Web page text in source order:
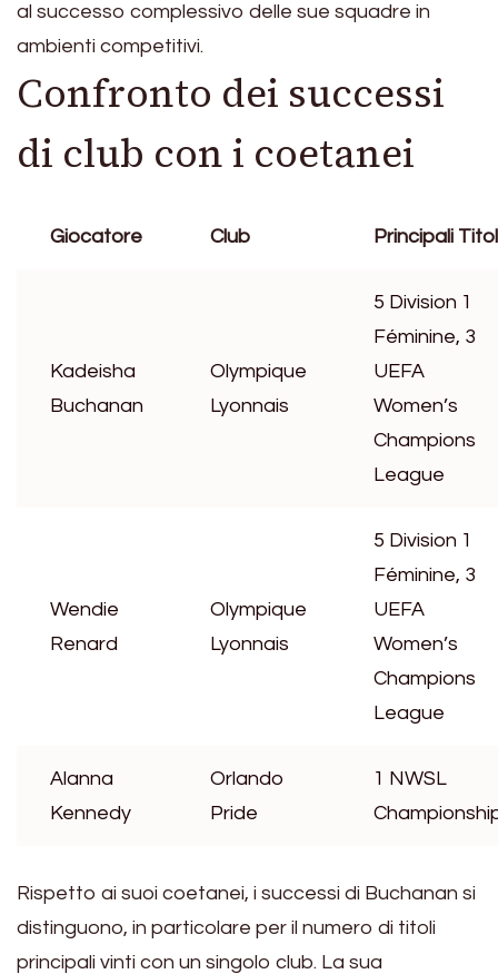
al successo complessivo delle sue squadre in
ambienti competitivi.
Confronto dei successi
di club con i coetanei
Giocatore Club Principali
Kadeisha
Buchanan
Olympique
Lyonnais
5 Division 1
Féminine, 3
UEFA
Women’s
Champions
League
Wendie
Renard
Olympique
Lyonnais
5 Division 1
Féminine, 3
UEFA
Women’s
Champions
League
Alanna
Kennedy
Orlando
Pride
1 NWSL
Rispetto ai suoi coetanei, i successi di Buchanan si
distinguono, in particolare per il numero di titoli
principali vinti con un singolo club. La sua